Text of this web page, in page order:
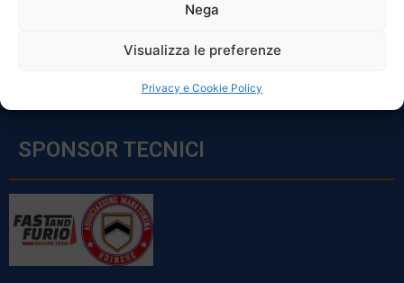
Nega
Visualizza le preferenze
Privacy e Cookie Policy
Sabato: 8:00 – 12:00
SPONSOR TECNICI